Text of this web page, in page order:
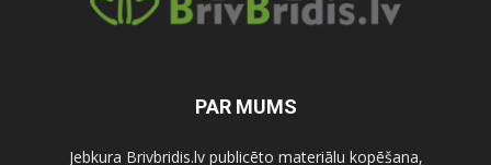
PAR MUMS
Jebkura Brivbridis.lv publicēto materiālu kopēšana,